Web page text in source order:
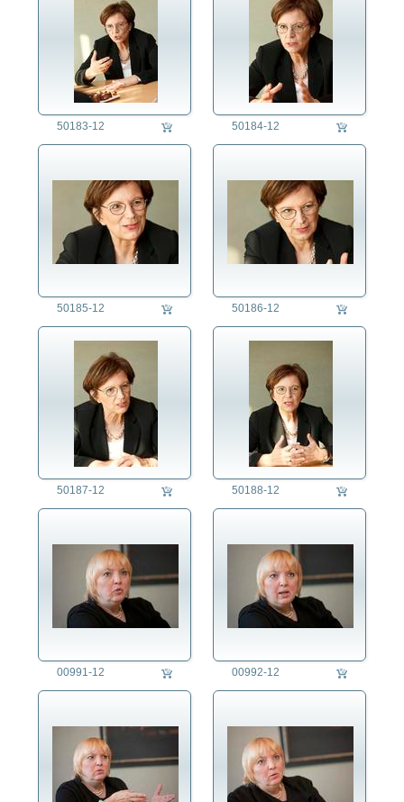
50183-12 50184-12
50185-12 50186-12
50187-12 50188-12
00991-12 00992-12